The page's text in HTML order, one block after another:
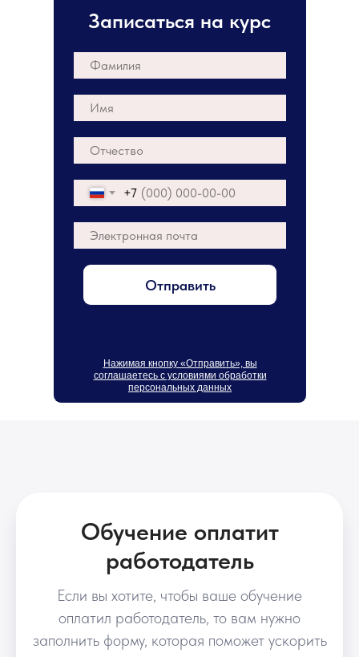
+7
Отправить
Записаться на курс
Нажимая кнопку «Отправить», вы
соглашаетесь с условиями обработки
персональных данных
Обучение оплатит
работодатель
Если вы хотите, чтобы ваше обучение
оплатил работодатель, то вам нужно
заполнить форму, которая поможет ускорить